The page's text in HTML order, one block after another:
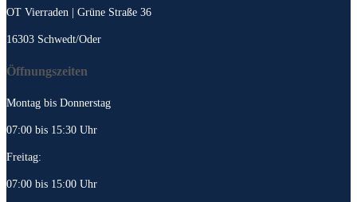
OT Vierraden | Grüne Straße 36
16303 Schwedt/Oder
Öffnungszeiten
Montag bis Donnerstag
07:00 bis 15:30 Uhr
Freitag:
07:00 bis 15:00 Uhr